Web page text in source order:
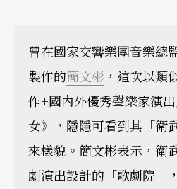
曾在國家交響樂團音樂總
製作的簡文彬 ，這次以類
作+國內外優秀聲樂家演
女》，隱隱可看到其「衛
來樣貌。簡文彬表示，衛
劇演出設計的「歌劇院」